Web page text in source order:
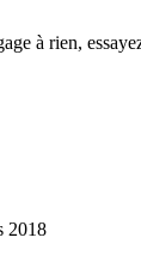
à rien,
2018